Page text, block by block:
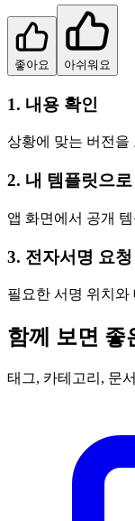
좋아요 아쉬워요
1. 내용 확인
상황에 맞는 버전을
2. 내 템플릿으
앱 화면에서 공개
3. 전자서명 요청
필요한 서명 위치와
함께 보면 좋
태그, 카테고리, 문